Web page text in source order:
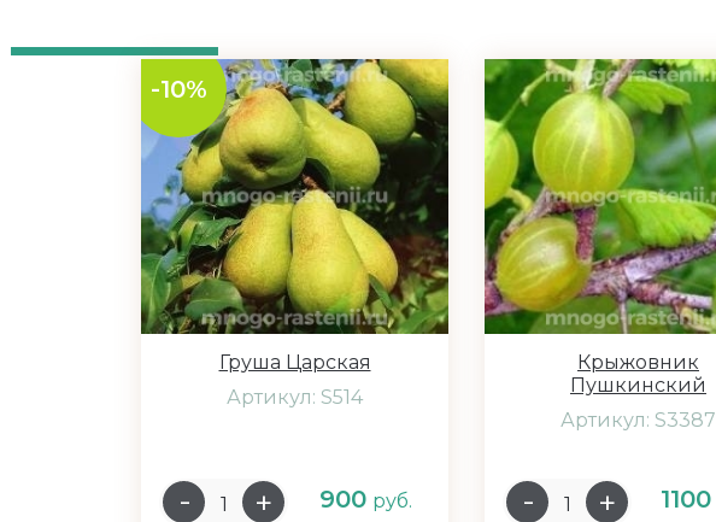
-10%
Груша Царская
Артикул: S514
900 руб.
Крыжовник
Пушкинский
Артикул: S3387
1100